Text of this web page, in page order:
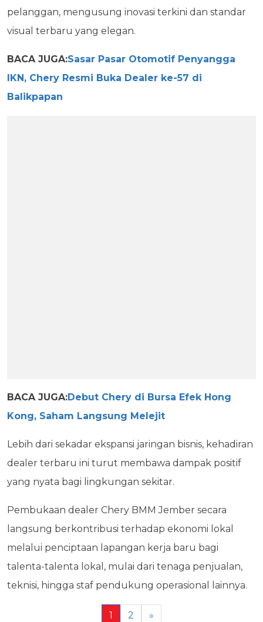
pelanggan, mengusung inovasi terkini dan standar
visual terbaru yang elegan.
BACA JUGA:Sasar Pasar Otomotif Penyangga
IKN, Chery Resmi Buka Dealer ke-57 di
Balikpapan
BACA JUGA:Debut Chery di Bursa Efek Hong
Kong, Saham Langsung Melejit
Lebih dari sekadar ekspansi jaringan bisnis, kehadiran
dealer terbaru ini turut membawa dampak positif
yang nyata bagi lingkungan sekitar.
Pembukaan dealer Chery BMM Jember secara
langsung berkontribusi terhadap ekonomi lokal
melalui penciptaan lapangan kerja baru bagi
talenta-talenta lokal, mulai dari tenaga penjualan,
teknisi, hingga staf pendukung operasional lainnya.
1 2 »